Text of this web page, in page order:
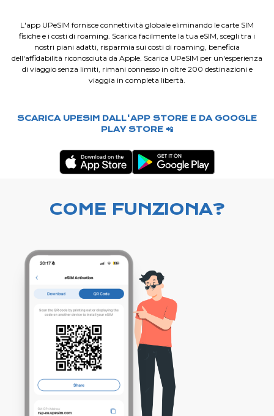
L'app UPeSIM fornisce connettività globale eliminando le carte SIM
fisiche e i costi di roaming. Scarica facilmente la tua eSIM, scegli tra i
nostri piani adatti, risparmia sui costi di roaming, beneficia
dell'affidabilità riconosciuta da Apple. Scarica UPeSIM per un'esperienza
di viaggio senza limiti, rimani connesso in oltre 200 destinazioni e
viaggia in completa libertà.
SCARICA UPESIM DALL'APP STORE E DA GOOGLE
PLAY STORE 📲
COME FUNZIONA?